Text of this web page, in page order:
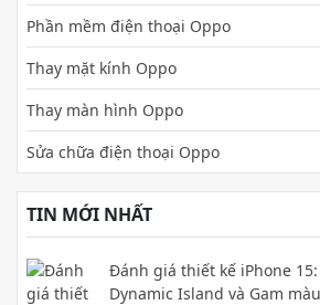
Phần mềm điện thoại Oppo
Thay mặt kính Oppo
Thay màn hình Oppo
Sửa chữa điện thoại Oppo
TIN MỚI NHẤT
Đánh giá thiết kế iPhone
Dynamic Island và Gam